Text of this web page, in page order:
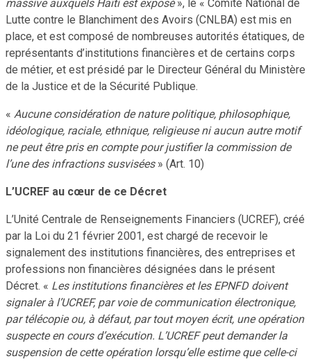
massive auxquels Haïti est exposé», le « Comité National de
Lutte contre le Blanchiment des Avoirs (CNLBA) est mis en
place, et est composé de nombreuses autorités étatiques, de
représentants d’institutions financières et de certains corps
de métier, et est présidé par le Directeur Général du Ministère
de la Justice et de la Sécurité Publique.
« Aucune considération de nature politique, philosophique,
idéologique, raciale, ethnique, religieuse ni aucun autre motif
ne peut être pris en compte pour justifier la commission de
l’une des infractions susvisées» (Art. 10)
L’UCREF au cœur de ce Décret
L’Unité Centrale de Renseignements Financiers (UCREF), créé
par la Loi du 21 février 2001, est chargé de recevoir le
signalement des institutions financières, des entreprises et
professions non financières désignées dans le présent
Décret. « Les institutions financières et les EPNFD doivent
signaler à l’UCREF, par voie de communication électronique,
par télécopie ou, à défaut, par tout moyen écrit, une opération
suspecte en cours d’exécution. L’UCREF peut demander la
suspension de cette opération lorsqu’elle estime que celle-ci